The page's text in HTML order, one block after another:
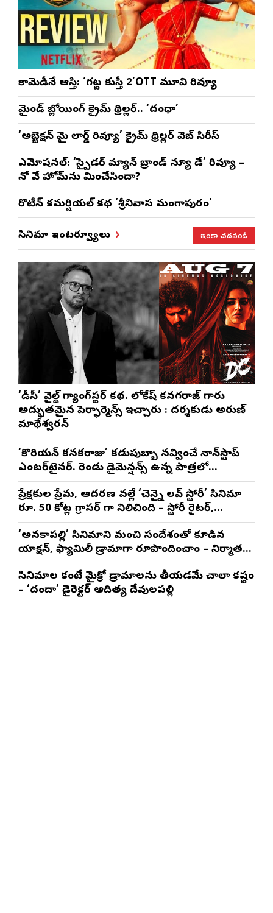
కామెడీనే ఆస్తి: ‘గట్ట కుస్తీ 2’OTT మూవి రివ్యూ
మైండ్ బ్లోయింగ్ క్రైమ్ థ్రిల్లర్.. ‘దంధా’
‘అబ్జెక్ష‌న్ మై లార్డ్ రివ్యూ’ క్రైమ్ థ్రిల్ల‌ర్ వెబ్ సిరీస్
ఎమోష‌న‌ల్‌: ‘స్పైడర్ మ్యాన్ బ్రాండ్ న్యూ డే’ రివ్యూ –
నో వే హోమ్‌ను మించేసిందా?
రొటీన్‌ కమర్షియల్‌ కథ ‘శ్రీనివాస మంగాపురం’
సినిమా ఇంటర్వ్యూలు ఇంకా చదవండి
‘డీసీ’ వైల్డ్ గ్యాంగ్‌స్టర్ కథ. లోకేష్ కనగరాజ్ గారు
అద్భుతమైన పెర్ఫార్మెన్స్ ఇచ్చారు : దర్శకుడు అరుణ్
మాథేశ్వరన్
‘కొరియన్ కనకరాజు’ కడుపుబ్బా నవ్వించే నాన్‌స్టాప్
ఎంటర్‌టైనర్. రెండు డైమెన్షన్స్ ఉన్న పాత్రలో
నటించడం చాలా సంతృప్తినిచ్చింది : వరుణ్ తేజ్
ప్రేక్షకుల ప్రేమ, ఆదరణ వల్లే ‘చెన్నై లవ్ స్టోరీ’ సినిమా
రూ. 50 కోట్ల గ్రాసర్ గా నిలిచింది – స్టోరీ రైటర్,
ప్రొడ్యూసర్ సాయి రాజేష్
‘అనకాపల్లి’ సినిమాని మంచి సందేశంతో కూడిన
యాక్షన్, ఫ్యామిలీ డ్రామాగా రూపొందించాం – నిర్మాతలు
త్రినాథరావు నక్కిన, కాండ్రేగుల నాయుడు
సినిమాల కంటే మైక్రో డ్రామాలను తీయడమే చాలా కష్టం
– ‘దందా’ డైరెక్ట‌ర్ ఆదిత్య దేవులపల్లి